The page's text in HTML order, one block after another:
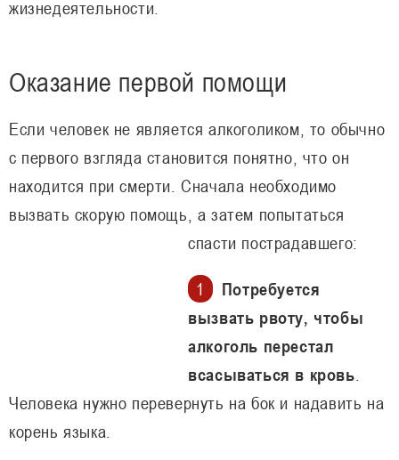
жизнедеятельности.
Оказание первой помощи
Если человек не является алкоголиком, то обычно
с первого взгляда становится понятно, что он
находится при смерти. Сначала необходимо
вызвать скорую помощь, а затем попытаться
спасти пострадавшего:
Потребуется
вызвать рвоту, чтобы
алкоголь перестал
всасываться в кровь
Человека нужно перевернуть на бок и надавить на
корень языка.